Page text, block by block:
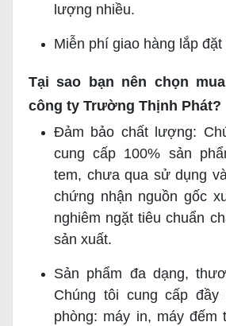
lượng nhiều.
Miễn phí giao hàng lắp
Tại sao bạn nên chọn
công ty Trường Thịnh Phát?
Đảm bảo chất lượng:
cung cấp 100% sản
tem, chưa qua sử dụng
chứng nhận nguồn gốc
nghiêm ngặt tiêu chuẩn
sản xuất.
Sản phẩm đa dạng,
Chúng tôi cung cấp
phòng: máy in, máy đếm